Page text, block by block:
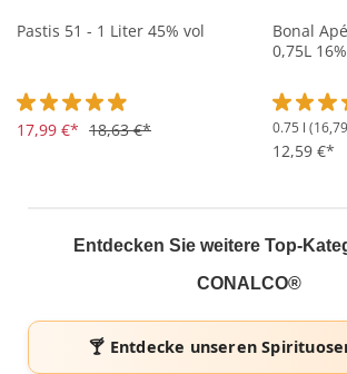
Pastis 51 - 1 Liter 45% vol
Durchschnittliche Bewertung von 4.9 von 5
17,99 €* 18,63 €*
Bonal
0,75L
0.75 l
12,59 €*
Entdecken Sie weitere Top-
CONALCO®
🍸 Entdecke unseren